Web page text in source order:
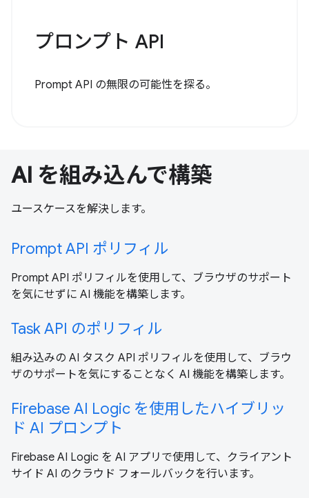
プロンプト API
Prompt API の無限の可能性を探る。
AI を組み込んで構築
ユースケースを解決します。
Prompt API ポリフィル
Prompt API ポリフィルを使用して、ブラウザのサポート
を気にせずに AI 機能を構築します。
Task API のポリフィル
組み込みの AI タスク API ポリフィルを使用して、ブラウ
ザのサポートを気にすることなく AI 機能を構築します。
Firebase AI Logic を使用したハイブリッ
ド AI プロンプト
Firebase AI Logic を AI アプリで使用して、クライアント
サイド AI のクラウド フォールバックを行います。